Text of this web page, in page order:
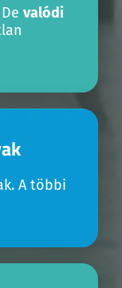
valódi
A többi